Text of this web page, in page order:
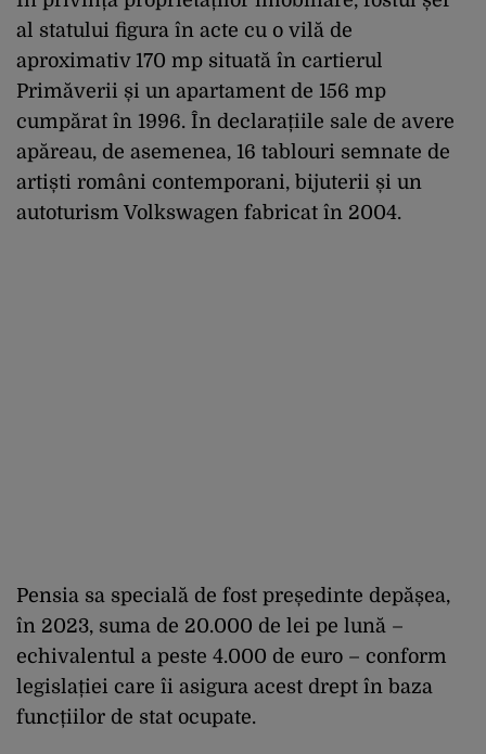
al statului figura în acte cu o vilă de
aproximativ 170 mp situată în cartierul
Primăverii și un apartament de 156 mp
cumpărat în 1996. În declarațiile sale de avere
apăreau, de asemenea, 16 tablouri semnate de
artiști români contemporani, bijuterii și un
autoturism Volkswagen fabricat în 2004.
Pensia sa specială de fost președinte depășea,
în 2023, suma de 20.000 de lei pe lună –
echivalentul a peste 4.000 de euro – conform
legislației care îi asigura acest drept în baza
funcțiilor de stat ocupate.